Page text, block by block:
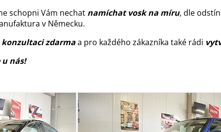
schopni Vám nechat namíchat vosk na míru, dle
v Německu.
zdarmaa pro každého zákazníka také rádi
u nás!